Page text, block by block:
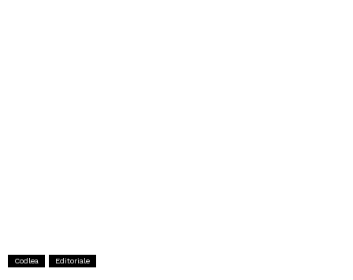
Codlea Editoriale